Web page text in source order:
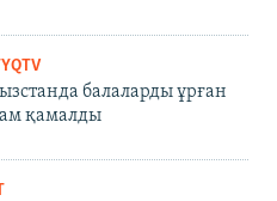
балаларды ұрған
қамалды